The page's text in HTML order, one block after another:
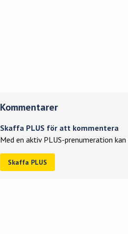
Kommentarer
Skaffa PLUS för att kommentera
Med en aktiv PLUS-prenumeration
Skaffa PLUS